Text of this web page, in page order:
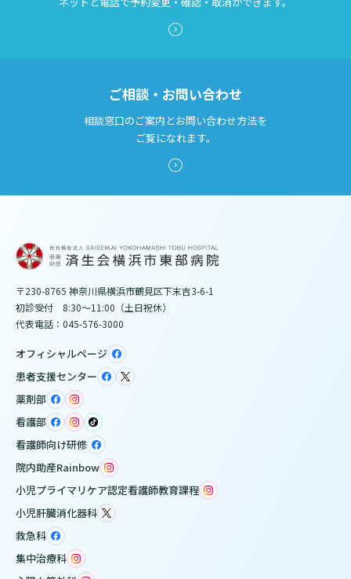
ご相談・お問い合わせ
相談窓口のご案内とお問い合わせ方法を
ご覧になれます。
〒230-8765 神奈川県横浜市鶴見区下末吉3-6-1
初診受付 8:30～11:00（土日祝休）
代表電話：045-576-3000
オフィシャルページ
患者支援センター
薬剤部
看護部
看護師向け研修
院内助産Rainbow
小児プライマリケア認定看護師教育課程
小児肝臓消化器科
救急科
集中治療科